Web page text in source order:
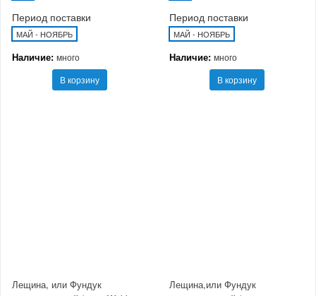
Период поставки
МАЙ - НОЯБРЬ
Наличие: много
В корзину
Период поставки
МАЙ - НОЯБРЬ
Наличие: много
В корзину
Лещина, или Фундук
Лещина,или Фундук